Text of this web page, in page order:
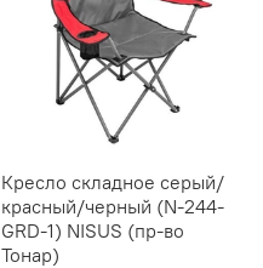
Кресло складное серый/
красный/черный (N-244-
GRD-1) NISUS (пр-во
Тонар)